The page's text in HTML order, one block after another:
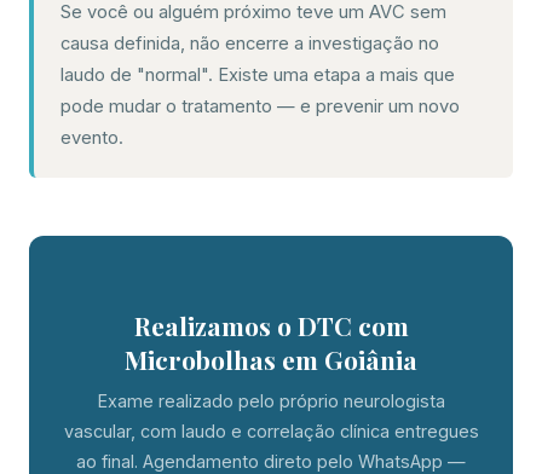
Se você ou alguém próximo teve um AVC sem
causa definida, não encerre a investigação no
laudo de "normal". Existe uma etapa a mais que
pode mudar o tratamento — e prevenir um novo
evento.
Realizamos o DTC com
Microbolhas em Goiânia
Exame realizado pelo próprio neurologista
vascular, com laudo e correlação clínica entregues
ao final. Agendamento direto pelo WhatsApp —